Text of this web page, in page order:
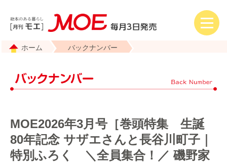
ホーム バックナンバー
MOE2026年3月号［巻頭特集 生誕
80年記念 サザエさんと長谷川町子｜
特別ふろく ＼全員集合！／ 磯野家